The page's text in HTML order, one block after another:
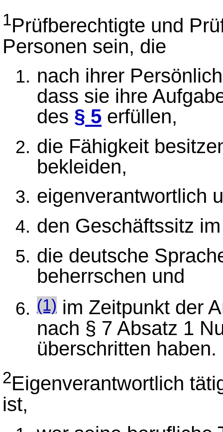
1Prüfberechtigte und
Personen sein, die
nach ihrer
dass sie ihre
des § 5erfüllen,
die Fähigkeit
bekleiden,
eigenverantwortlich
den Geschäftssitz
die deutsche
beherrschen und
(1) im Zeitpunkt der
nach § 7 Absatz 1
überschritten haben.
2Eigenverantwortlich
ist,